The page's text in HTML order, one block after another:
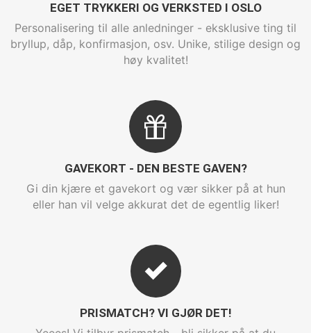
EGET TRYKKERI OG VERKSTED I OSLO
Personalisering til alle anledninger - eksklusive ting til
bryllup, dåp, konfirmasjon, osv. Unike, stilige design og
høy kvalitet!
GAVEKORT - DEN BESTE GAVEN?
Gi din kjære et gavekort og vær sikker på at hun
eller han vil velge akkurat det de egentlig liker!
PRISMATCH? VI GJØR DET!